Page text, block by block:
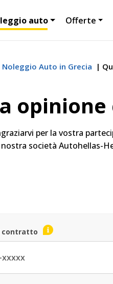
auto Offerte
Noleggio Auto in Grecia
per la vostra
società Autohellas-
contratto